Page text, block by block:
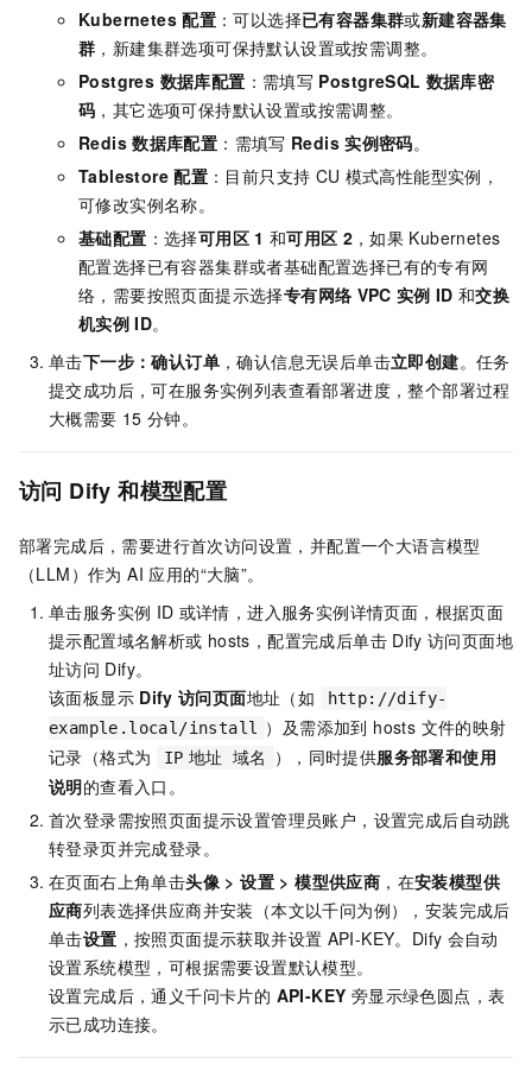
Kubernetes 配置 ：可以选择已有容器集群或新建容器集
群 ，新建集群选项可保持默认设置或按需调整。
Postgres 数据库配置 ：需填写 PostgreSQL 数据库密
码 ，其它选项可保持默认设置或按需调整。
Redis 数据库配置 ：需填写 Redis 实例密码。
Tablestore 配置 ：目前只支持 CU 模式高性能型实例，
可修改实例名称。
基础配置 ：选择可用区 1 和可用区 2 ，如果 Kubernetes
配置选择已有容器集群或者基础配置选择已有的专有网
络，需要按照页面提示选择专有网络 VPC 实例 ID 和交换
机实例 ID。
单击下一步：确认订单 ，确认信息无误后单击立即创建。任务
提交成功后，可在服务实例列表查看部署进度，整个部署过程
大概需要 15 分钟。
访问 Dify 和模型配置
部署完成后，需要进行首次访问设置，并配置一个大语言模型
（LLM）作为 AI 应用的“大脑”。
单击服务实例 ID 或详情，进入服务实例详情页面，根据页面
提示配置域名解析或 hosts，配置完成后单击 Dify 访问页面地
址访问 Dify。
该面板显示 Dify 访问页面地址（如
http://dify-
example.local/install ）及需添加到 hosts 文件的映射
记录（格式为
IP 地址 域名 ），同时提供服务部署和使用
说明的查看入口。
首次登录需按照页面提示设置管理员账户，设置完成后自动跳
转登录页并完成登录。
在页面右上角单击头像 >设置 >模型供应商 ，在安装模型供
应商列表选择供应商并安装（本文以千问为例），安装完成后
单击设置 ，按照页面提示获取并设置 API-KEY。Dify 会自动
设置系统模型，可根据需要设置默认模型。
设置完成后，通义千问卡片的 API-KEY 旁显示绿色圆点，表
示已成功连接。